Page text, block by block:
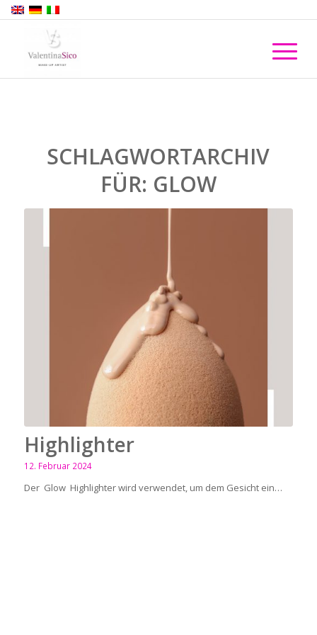
SCHLAGWORTARCHIV
FÜR: GLOW
Highlighter
12. Februar 2024
Der Glow Highlighter wird verwendet, um dem Gesicht ein…